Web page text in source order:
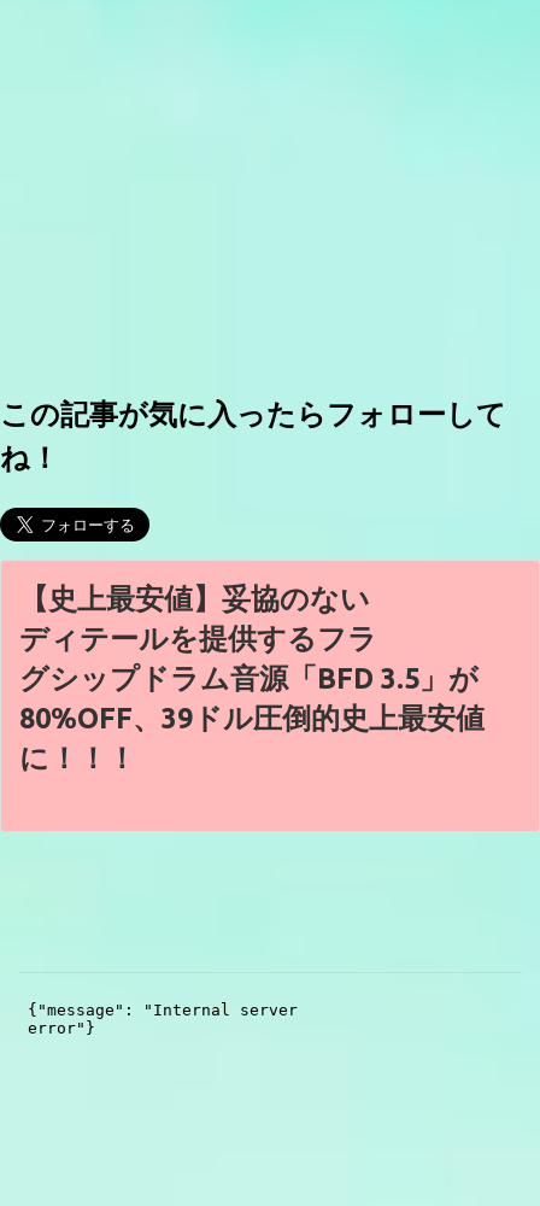
この記事が気に入ったらフォローして
ね！
【史上最安値】妥協のない
ディテールを提供するフラ
グシップドラム音源「BFD 3.5」が
80%OFF、39ドル圧倒的史上最安値
に！！！